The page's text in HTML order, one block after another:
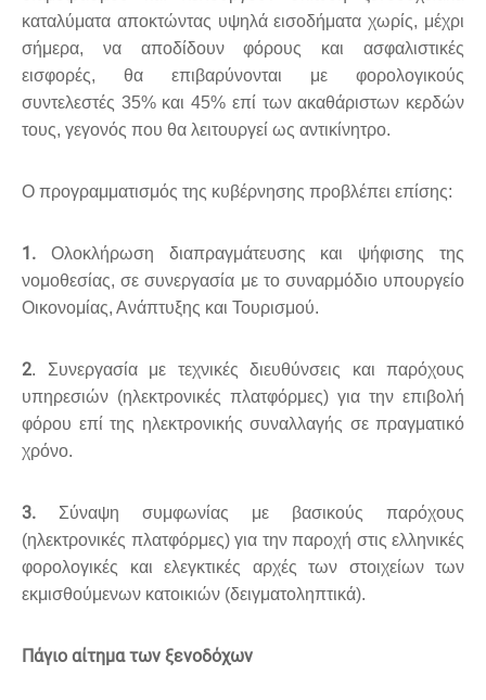
καταλύματα αποκτώντας υψηλά εισοδήματα χωρίς, μέχρι
σήμερα, να αποδίδουν φόρους και ασφαλιστικές
εισφορές, θα επιβαρύνονται με φορολογικούς
συντελεστές 35% και 45% επί των ακαθάριστων κερδών
τους, γεγονός που θα λειτουργεί ως αντικίνητρο.
Ο προγραμματισμός της κυβέρνησης προβλέπει επίσης:
1. Ολοκλήρωση διαπραγμάτευσης και ψήφισης της
νομοθεσίας, σε συνεργασία με το συναρμόδιο υπουργείο
Οικονομίας, Ανάπτυξης και Τουρισμού.
2. Συνεργασία με τεχνικές διευθύνσεις και παρόχους
υπηρεσιών (ηλεκτρονικές πλατφόρμες) για την επιβολή
φόρου επί της ηλεκτρονικής συναλλαγής σε πραγματικό
χρόνο.
3. Σύναψη συμφωνίας με βασικούς παρόχους
(ηλεκτρονικές πλατφόρμες) για την παροχή στις ελληνικές
φορολογικές και ελεγκτικές αρχές των στοιχείων των
εκμισθούμενων κατοικιών (δειγματοληπτικά).
Πάγιο αίτημα των ξενοδόχων